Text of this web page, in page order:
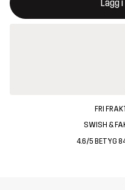
Lägg
FRI
SWISH &
4.6/5 BETYG